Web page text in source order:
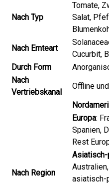
Nach Typ
Tomate,
Salat,
Nach Ernteart
Cucurbit,
Durch Form
Nach
Vertriebskanal
Offline
Nach Region
Europa:
Spanien,
Rest
asiatisch-